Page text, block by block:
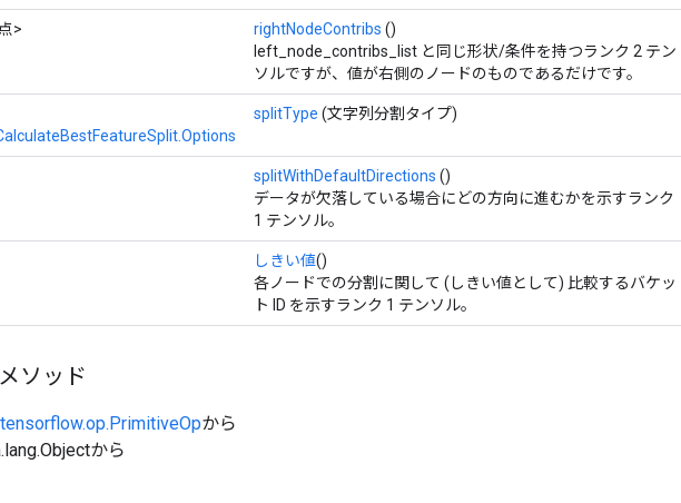
> rightNodeContribs ()
left_node_contribs_list と同じ形状/条件を持つランク 2 テン
ソルですが、値が右側のノードのものであるだけです。
splitType (文字列分割タイプ)
splitWithDefaultDirections ()
データが欠落している場合にどの方向に進むかを示すランク
1 テンソル。
しきい値()
各ノードでの分割に関して (しきい値として) 比較するバケッ
ト ID を示すランク 1 テンソル。
ソッド
から
から